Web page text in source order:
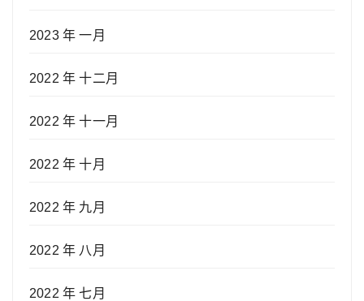
2023 年 一月
2022 年 十二月
2022 年 十一月
2022 年 十月
2022 年 九月
2022 年 八月
2022 年 七月